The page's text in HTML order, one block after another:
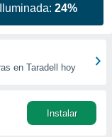
Iluminada:24%
en Taradell hoy
Instalar